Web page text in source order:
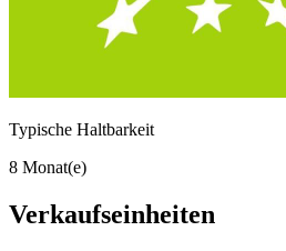
Typische Haltbarkeit
8 Monat(e)
Verkaufseinheiten